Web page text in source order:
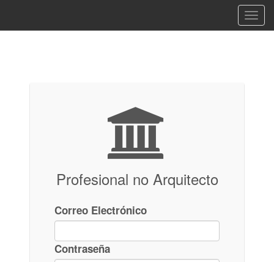
Profesional no Arquitecto
Correo Electrónico
Contraseña